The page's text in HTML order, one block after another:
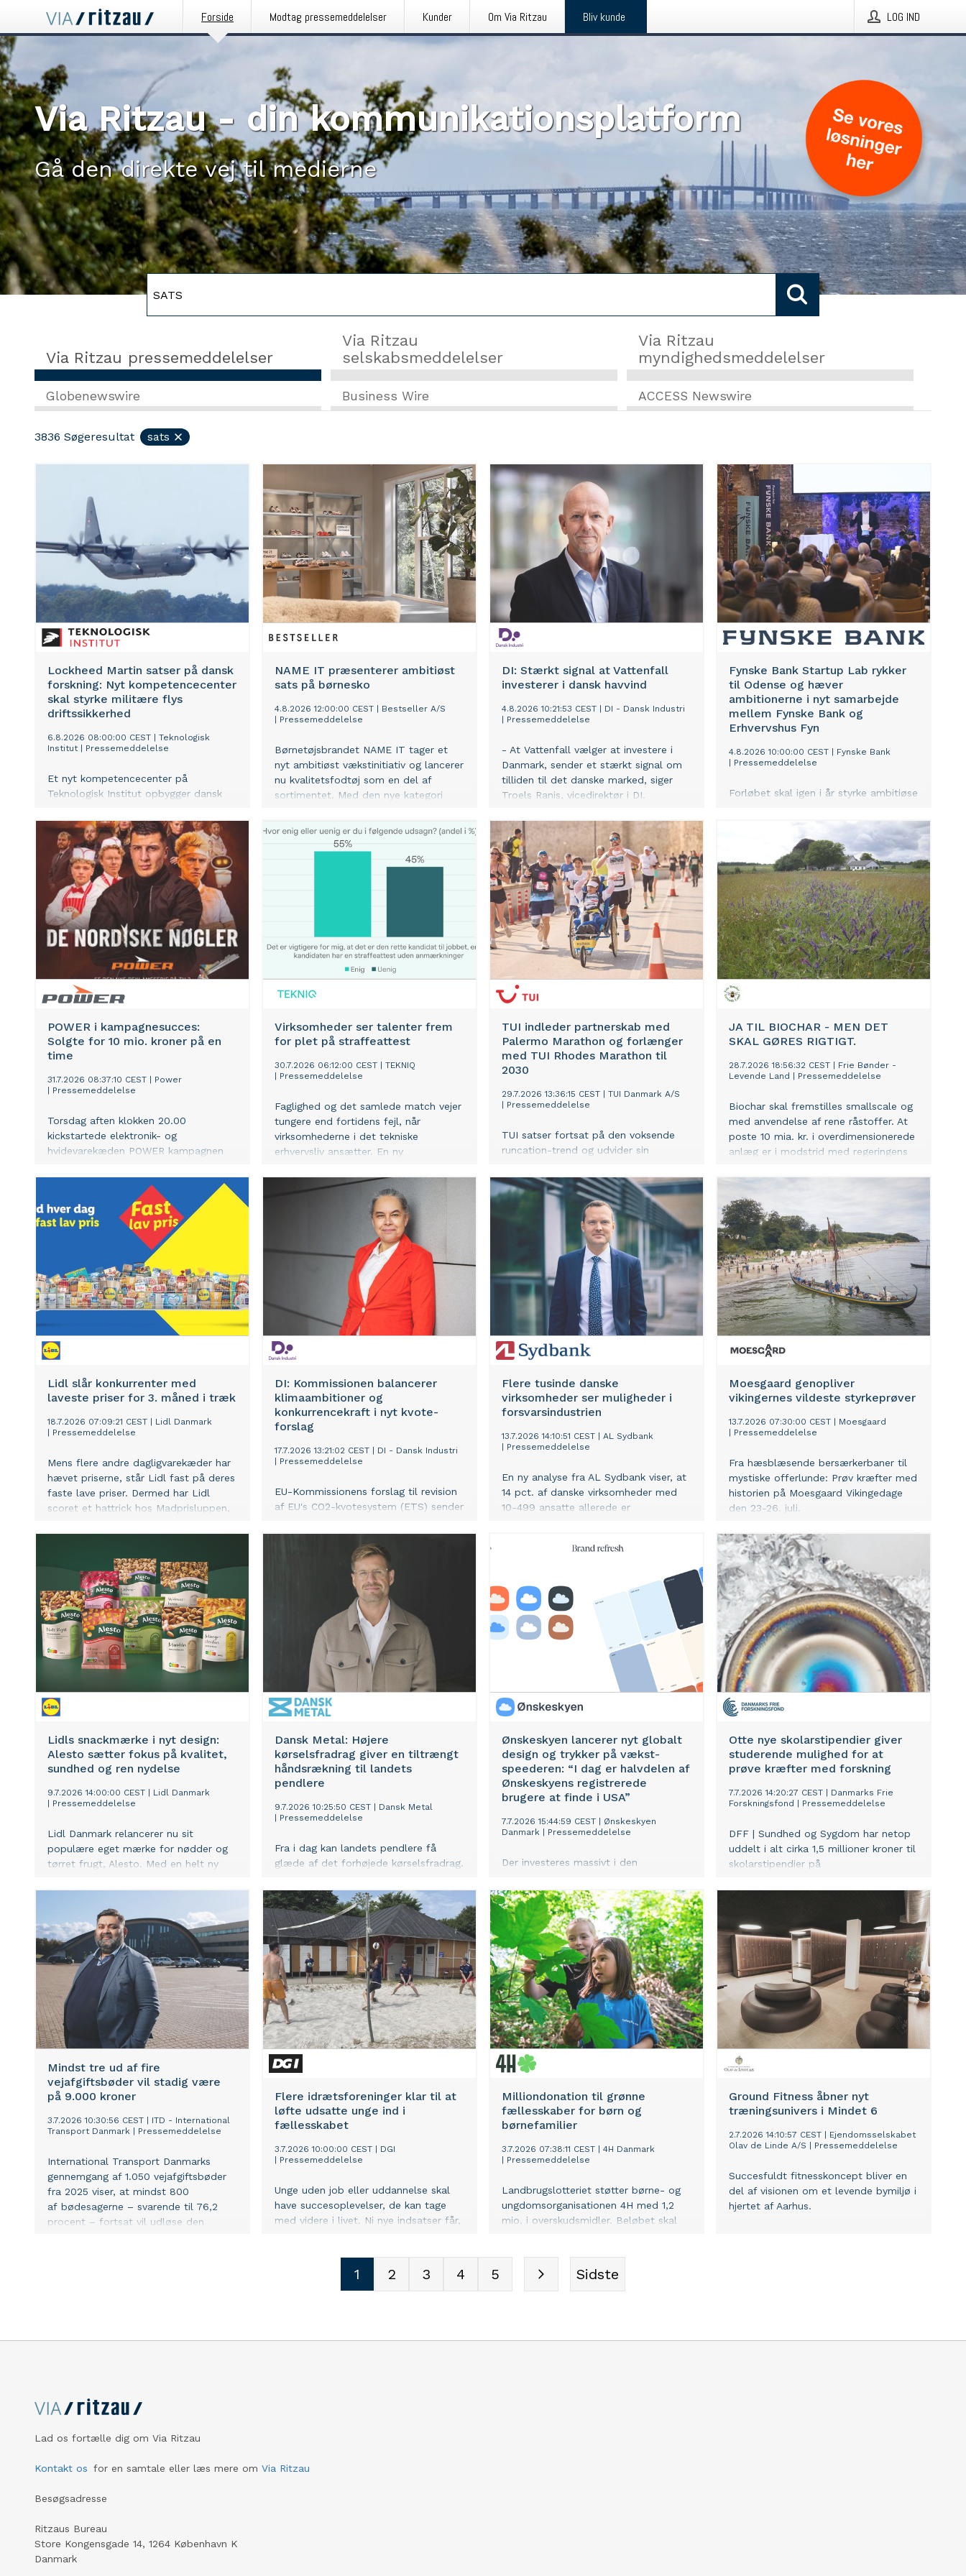
Forside Modtag pressemeddelelser Kunder Om Via Ritzau Bliv kunde LOG IND
Via Ritzau - din kommunikationsplatform
Gå den direkte vej til medierne
Via Ritzau pressemeddelelser
Via Ritzau
selskabsmeddelelser
Via Ritzau
myndighedsmeddelelser
Globenewswire Business Wire ACCESS Newswire
3836 Søgeresultat sats
Lockheed Martin satser på dansk
forskning: Nyt kompetencecenter
skal styrke militære flys
driftssikkerhed
6.8.2026 08:00:00 CEST
Teknologisk
Institut| Pressemeddelelse
Et nyt kompetencecenter på
Teknologisk Institut opbygger dansk
materialeteknologi til forsvar og
sikkerhed. Første konkrete projekt er
med Flyvevåbnets C-130J Hercules-fly,
og målet er at forlænge levetiden og
få en bedre forståelse af
slidrelaterede muligheder. Projektet
tager udgangspunkt i den dansk-
amerikanske modkøbsaftale og skal
skabe danske arbejdspladser mod et
internationalt marked.
NAME IT præsenterer ambitiøst
sats på børnesko
4.8.2026 12:00:00 CEST
Bestseller A/S
Pressemeddelelse
Børnetøjsbrandet NAME IT tager et
nyt ambitiøst vækstinitiativ og lancerer
nu kvalitetsfodtøj som en del af
sortimentet. Med den nye kategori
samarbejdspartnere et mere komplet
produktunivers med alt til barnets
garderobe og melde sig ind i
konkurrencen mod veletablerede
DI: Stærkt signal at Vattenfall
investerer i dansk havvind
4.8.2026 10:21:53 CEST
DI - Dansk Industri
Pressemeddelelse
- At Vattenfall vælger at investere i
Danmark, sender et stærkt signal om
tilliden til det danske marked, siger
Troels Ranis, vicedirektør i DI.
Fynske Bank Startup Lab rykker
til Odense og hæver
ambitionerne i nyt samarbejde
mellem Fynske Bank og
Erhvervshus Fyn
4.8.2026 10:00:00 CEST
Fynske Bank
Pressemeddelelse
Forløbet skal igen i år styrke ambitiøse
Danmark i udviklingen af deres
virksomheder. Det sker gennem et
intensivt forretningsudviklingsforløb
faciliteret af Erhvervshus Fyn. Finalen
bliver afviklet den 12. november på Ø6
i Odense under Danmarks
Iværksætteruge med en samlet
præmiesum på 150.000 kroner.
Desuden får tre af
finalevirksomhederne tilbudt et
skræddersyet vækstforløb efter
forløbets afslutning.
POWER i kampagnesucces:
Solgte for 10 mio. kroner på en
time
31.7.2026 08:37:10 CEST
Power
Pressemeddelelse
Torsdag aften klokken 20.00
kickstartede elektronik- og
hvidevarekæden POWER kampagnen
største i koncernens historie. De
danske kunder sad klar og kvitterede
med køb for 10 mio. kroner alene i
løbet af den første time. ”Vi er blæst
fuldstændig bagover”, siger POWERs
administrerende direktør.
Virksomheder ser talenter frem
for plet på straffeattest
30.7.2026 06:12:00 CEST
TEKNIQ
Pressemeddelelse
Faglighed og det samlede match vejer
tungere end fortidens fejl, når
virksomhederne i det tekniske
erhvervsliv ansætter. En ny
viser, at 55 procent af virksomhederne
prioriterer den rette kandidat over en
TUI indleder partnerskab med
Palermo Marathon og forlænger
med TUI Rhodes Marathon til
2030
29.7.2026 13:36:15 CEST
TUI Danmark A/S
Pressemeddelelse
TUI satser fortsat på den voksende
runcation-trend og udvider sin
Palermo Marathon.
JA TIL BIOCHAR - MEN DET
SKAL GØRES RIGTIGT.
28.7.2026 18:56:32 CEST
Frie Bønder -
Levende Land
Pressemeddelelse
Biochar skal fremstilles smallscale og
med anvendelse af rene råstoffer. At
poste 10 mia. kr. i overdimensionerede
anlæg er i modstrid med regeringens
Lidl slår konkurrenter med
laveste priser for 3. måned i træk
18.7.2026 07:09:21 CEST
Lidl Danmark
Pressemeddelelse
Mens flere andre dagligvarekæder har
hævet priserne, står Lidl fast på deres
faste lave priser. Dermed har Lidl
scoret et hattrick hos Madprisluppen,
DI: Kommissionen balancerer
klimaambitioner og
konkurrencekraft i nyt kvote-
forslag
17.7.2026 13:21:02 CEST
DI - Dansk Industri
Pressemeddelelse
EU-Kommissionens forslag til revision
af EU's CO2-kvotesystem (ETS) sender
der de kommende år skal investere
milliarder i den grønne omstilling og
deres langsigtede konkurrencekraft,
Flere tusinde danske
virksomheder ser muligheder i
forsvarsindustrien
13.7.2026 14:10:51 CEST
AL Sydbank
Pressemeddelelse
En ny analyse fra AL Sydbank viser, at
14 pct. af danske virksomheder med
10-499 ansatte allerede er
Samtidig overvejer yderligere 15 pct. at
industrivirksomhederne, der er ser
muligheder på forsvarsområdet.
Moesgaard genopliver
vikingernes vildeste styrkeprøver
13.7.2026 07:30:00 CEST
Moesgaard
Pressemeddelelse
Fra hæsblæsende bersærkerbaner til
mystiske offerlunde: Prøv kræfter med
historien på Moesgaard Vikingedage
den 23-26. juli.
Lidls snackmærke i nyt design:
Alesto sætter fokus på kvalitet,
sundhed og ren nydelse
9.7.2026 14:00:00 CEST
Lidl Danmark
Pressemeddelelse
Lidl Danmark relancerer nu sit
populære eget mærke for nødder og
tørret frugt, Alesto. Med en helt ny
klassisk produktmærke til et moderne
livsstilsmærke. Relanceringen bakker
samtidig op om dagligvarekædens
ambitiøse målsætninger for sundhed.
Dansk Metal: Højere
kørselsfradrag giver en tiltrængt
håndsrækning til landets
pendlere
9.7.2026 10:25:50 CEST
Dansk Metal
Pressemeddelelse
Fra i dag kan landets pendlere få
glæde af det forhøjede kørselsfradrag.
lønmodtagere, der hver dag kører på
arbejde og er afhængige af bilen for at
få hverdagen til at hænge sammen.
Ønskeskyen lancerer nyt globalt
design og trykker på vækst-
speederen: “I dag er halvdelen af
Ønskeskyens registrerede
brugere at finde i USA”
7.7.2026 15:44:59 CEST
Ønskeskyen
Danmark
Pressemeddelelse
Der investeres massivt i den
fremgår det af det netop
offentliggjorte årsregnskab for 2025.
Det sker samtidigt med lanceringen af
helt nye brand, design og
brugeroplevelser, der skal klæde
søstersitet GoWish på til at erobre det
globale marked for ønskelister i bl.a.
USA, hvor man efter et år med nye
bruger-rekorder har rundet 9 mio.
registrerede brugere.
Otte nye skolarstipendier giver
studerende mulighed for at
prøve kræfter med forskning
7.7.2026 14:20:27 CEST
Danmarks Frie
Forskningsfond
Pressemeddelelse
DFF | Sundhed og Sygdom har netop
uddelt i alt cirka 1,5 millioner kroner til
skolarstipendier på
Bevillingerne giver otte studerende
selvstændigt forskningsprojekt under
vejledning og få et første indblik i en
forskerkarriere. Det er de studerendes
vejledere, der har ansøgt om og
modtaget bevillingerne på de
studerendes vegne.
Mindst tre ud af fire
vejafgiftsbøder vil stadig være
på 9.000 kroner
3.7.2026 10:30:56 CEST
ITD - International
Transport Danmark
Pressemeddelelse
International Transport Danmarks
gennemgang af 1.050 vejafgiftsbøder
fra 2025 viser, at mindst 800
af bødesagerne – svarende til 76,2
procent – fortsat vil udløse den
Flere idrætsforeninger klar til at
løfte udsatte unge ind i
fællesskabet
3.7.2026 10:00:00 CEST
DGI
Pressemeddelelse
Unge uden job eller uddannelse skal
have succesoplevelser, de kan tage
med videre i livet. Ni nye indsatser får,
Milliondonation til grønne
fællesskaber for børn og
børnefamilier
3.7.2026 07:38:11 CEST
4H Danmark
Pressemeddelelse
Landbrugslotteriet støtter børne- og
ungdomsorganisationen 4H med 1,2
mio. i overskudsmidler. Beløbet skal
Ground Fitness åbner nyt
træningsunivers i Mindet 6
2.7.2026 14:10:57 CEST
Ejendomsselskabet
Olav de Linde A/S
Pressemeddelelse
Succesfuldt fitnesskoncept bliver en
del af visionen om et levende bymiljø i
hjertet af Aarhus.
1 2 3 4 5 Sidste
Lad os fortælle dig om Via Ritzau
Kontakt os for en samtale eller læs mere om Via Ritzau
Besøgsadresse
Ritzaus Bureau
Store Kongensgade 14, 1264 København K
Danmark